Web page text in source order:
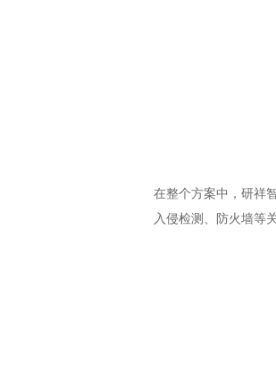
在整个方案中，研祥
入侵检测、防火墙等